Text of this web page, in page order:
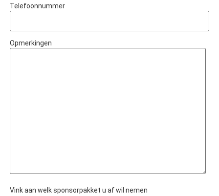
Telefoonnummer
Opmerkingen
Vink aan welk sponsorpakket u af wil nemen